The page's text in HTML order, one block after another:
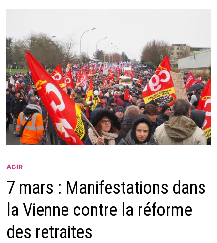
AGIR
7 mars : Manifestations dans
la Vienne contre la réforme
des retraites